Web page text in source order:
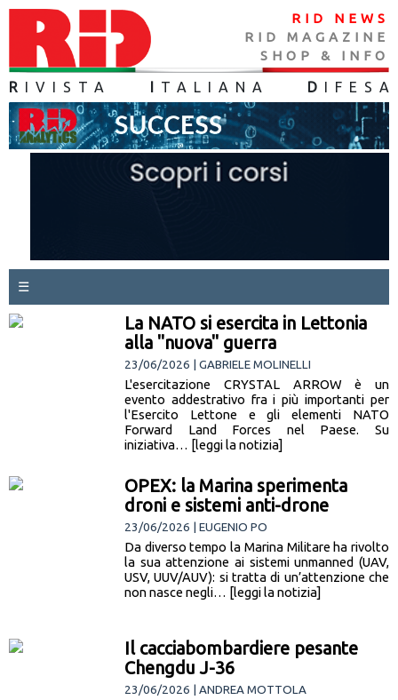
RID NEWS
RID MAGAZINE
SHOP & INFO
R IVISTA TALIANA D IFES A
☰
La NATO si esercita in Lettonia
alla "nuova" guerra
23/06/2026 | GABRIELE MOLINELLI
L'esercitazione CRYSTAL ARROW è un
evento addestrativo fra i più importanti per
l'Esercito Lettone e gli elementi NATO
Forward Land Forces nel Paese. Su
iniziativa… [leggi la notizia]
OPEX: la Marina sperimenta
droni e sistemi anti-drone
23/06/2026 | EUGENIO PO
Da diverso tempo la Marina Militare ha rivolto
la sua attenzione ai sistemi unmanned (UAV,
USV, UUV/AUV): si tratta di un’attenzione che
non nasce negli… [leggi la notizia]
Il cacciabombardiere pesante
Chengdu J-36
23/06/2026 | ANDREA MOTTOLA